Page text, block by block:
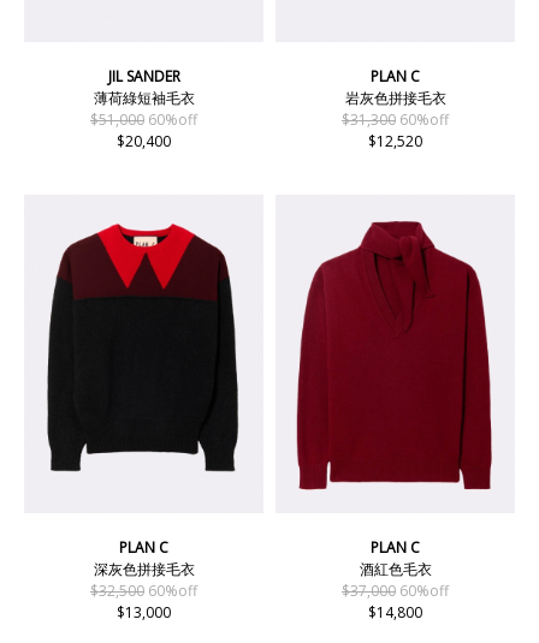
JIL SANDER
薄荷綠短袖毛衣
$51,000 60%off
$20,400
PLAN C
岩灰色拼接毛衣
$31,300 60%off
$12,520
PLAN C
深灰色拼接毛衣
$32,500 60%off
$13,000
PLAN C
酒紅色毛衣
$37,000 60%off
$14,800